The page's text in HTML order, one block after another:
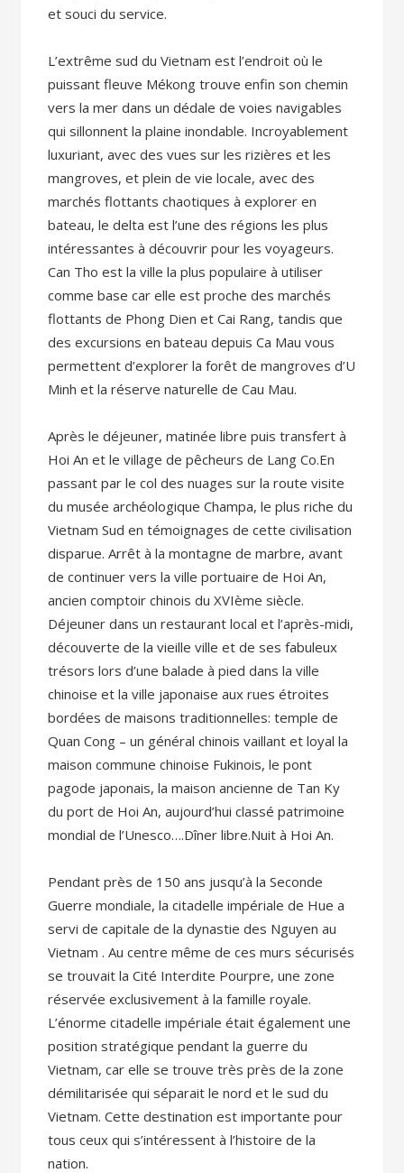
et souci du service.
L’extrême sud du Vietnam est l’endroit où le
puissant fleuve Mékong trouve enfin son chemin
vers la mer dans un dédale de voies navigables
qui sillonnent la plaine inondable. Incroyablement
luxuriant, avec des vues sur les rizières et les
mangroves, et plein de vie locale, avec des
marchés flottants chaotiques à explorer en
bateau, le delta est l’une des régions les plus
intéressantes à découvrir pour les voyageurs.
Can Tho est la ville la plus populaire à utiliser
comme base car elle est proche des marchés
flottants de Phong Dien et Cai Rang, tandis que
des excursions en bateau depuis Ca Mau vous
permettent d’explorer la forêt de mangroves d’U
Minh et la réserve naturelle de Cau Mau.
Après le déjeuner, matinée libre puis transfert à
Hoi An et le village de pêcheurs de Lang Co.En
passant par le col des nuages sur la route visite
du musée archéologique Champa, le plus riche du
Vietnam Sud en témoignages de cette civilisation
disparue. Arrêt à la montagne de marbre, avant
de continuer vers la ville portuaire de Hoi An,
ancien comptoir chinois du XVIème siècle.
Déjeuner dans un restaurant local et l’après-midi,
découverte de la vieille ville et de ses fabuleux
trésors lors d’une balade à pied dans la ville
chinoise et la ville japonaise aux rues étroites
bordées de maisons traditionnelles: temple de
Quan Cong – un général chinois vaillant et loyal la
maison commune chinoise Fukinois, le pont
pagode japonais, la maison ancienne de Tan Ky
du port de Hoi An, aujourd’hui classé patrimoine
mondial de l’Unesco….Dîner libre.Nuit à Hoi An.
Pendant près de 150 ans jusqu’à la Seconde
Guerre mondiale, la citadelle impériale de Hue a
servi de capitale de la dynastie des Nguyen au
Vietnam . Au centre même de ces murs sécurisés
se trouvait la Cité Interdite Pourpre, une zone
réservée exclusivement à la famille royale.
L’énorme citadelle impériale était également une
position stratégique pendant la guerre du
Vietnam, car elle se trouve très près de la zone
démilitarisée qui séparait le nord et le sud du
Vietnam. Cette destination est importante pour
tous ceux qui s’intéressent à l’histoire de la
nation.